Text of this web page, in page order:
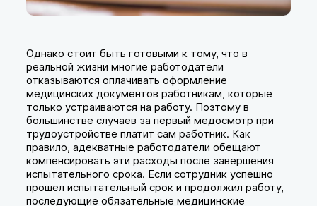
Однако стоит быть готовыми к тому, что в
реальной жизни многие работодатели
отказываются оплачивать оформление
медицинских документов работникам, которые
только устраиваются на работу. Поэтому в
большинстве случаев за первый медосмотр при
трудоустройстве платит сам работник. Как
правило, адекватные работодатели обещают
компенсировать эти расходы после завершения
испытательного срока. Если сотрудник успешно
прошел испытательный срок и продолжил работу,
последующие обязательные медицинские